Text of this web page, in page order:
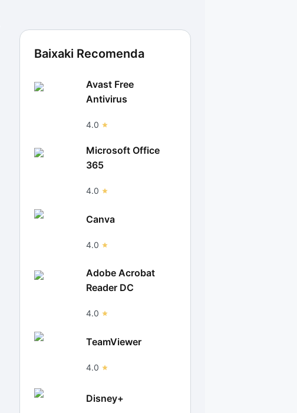
Baixaki Recomenda
Avast Free
Antivirus
4.0
Microsoft Office
365
4.0
Canva
4.0
Adobe Acrobat
Reader DC
4.0
TeamViewer
4.0
Disney+